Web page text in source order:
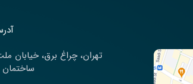
تهران، چراغ برق، خیابان